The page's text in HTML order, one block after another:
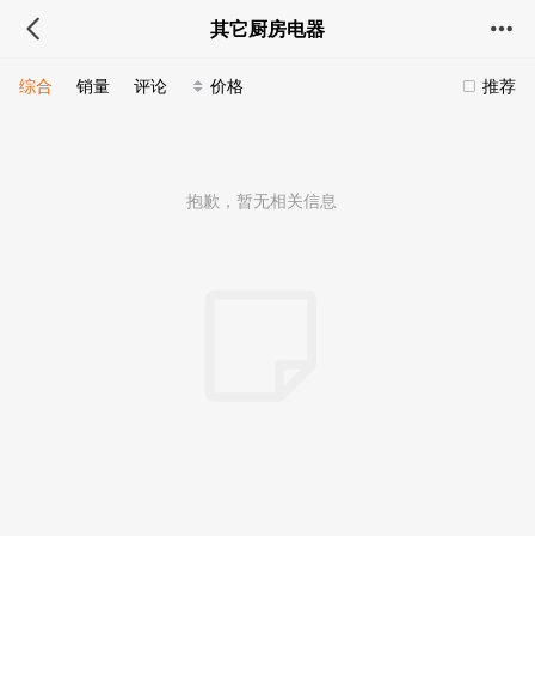
其它厨房电器
推荐
综合 销量 评论 价格
抱歉，暂无相关信息